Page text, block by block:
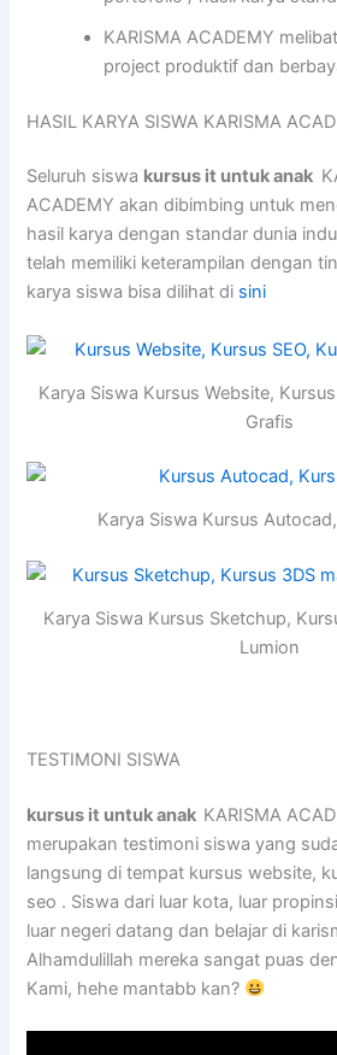
KARISMA ACADEMY
project produktif dan
HASIL KARYA SISWA KARISMA
Seluruh siswa kursus it untuk anak
ACADEMY akan dibimbing untuk
hasil karya dengan standar dunia
telah memiliki keterampilan dengan
karya siswa bisa dilihat di sini
Karya Siswa Kursus Website,
Grafis
Karya Siswa Kursus
Karya Siswa Kursus Sketchup,
Lumion
TESTIMONI SISWA
kursus it untuk anak KARISMA
merupakan testimoni siswa yang
langsung di tempat kursus website,
seo . Siswa dari luar kota, luar
luar negeri datang dan belajar di
Alhamdulillah mereka sangat puas
Kami, hehe mantabb kan?